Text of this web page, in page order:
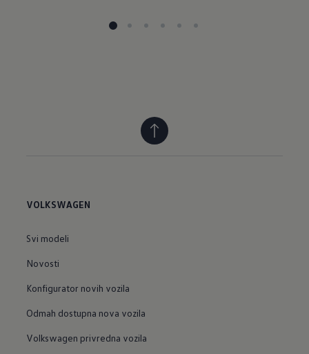
VOLKSWAGEN
Svi modeli
Novosti
Konfigurator novih vozila
Odmah dostupna nova vozila
Volkswagen privredna vozila